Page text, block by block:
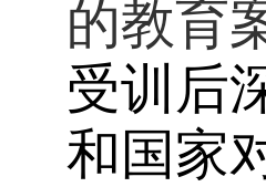
的教育
受训后
和国家